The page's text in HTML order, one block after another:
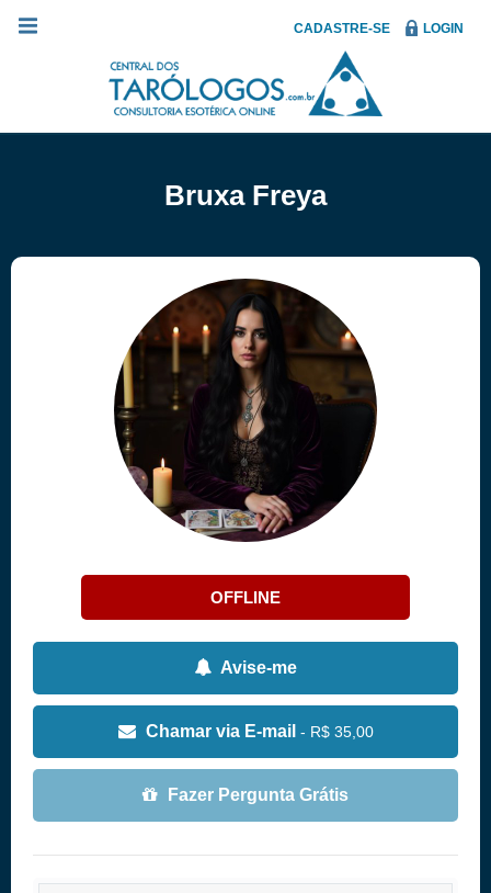
CADASTRE-SE LOGIN
Bruxa Freya
OFFLINE
Avise-me
Chamar via E-mail - R$ 35,00
Fazer Pergunta Grátis